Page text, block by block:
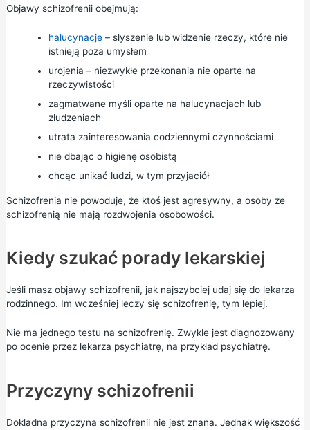
Objawy schizofrenii obejmują:
halucynacje– słyszenie lub widzenie rzeczy, które nie
istnieją poza umysłem
urojenia – niezwykłe przekonania nie oparte na
rzeczywistości
zagmatwane myśli oparte na halucynacjach lub
złudzeniach
utrata zainteresowania codziennymi czynnościami
nie dbając o higienę osobistą
chcąc unikać ludzi, w tym przyjaciół
Schizofrenia nie powoduje, że ktoś jest agresywny, a osoby ze
schizofrenią nie mają rozdwojenia osobowości.
Kiedy szukać porady lekarskiej
Jeśli masz objawy schizofrenii, jak najszybciej udaj się do lekarza
rodzinnego. Im wcześniej leczy się schizofrenię, tym lepiej.
Nie ma jednego testu na schizofrenię. Zwykle jest diagnozowany
po ocenie przez lekarza psychiatrę, na przykład psychiatrę.
Przyczyny schizofrenii
Dokładna przyczyna schizofrenii nie jest znana. Jednak większość